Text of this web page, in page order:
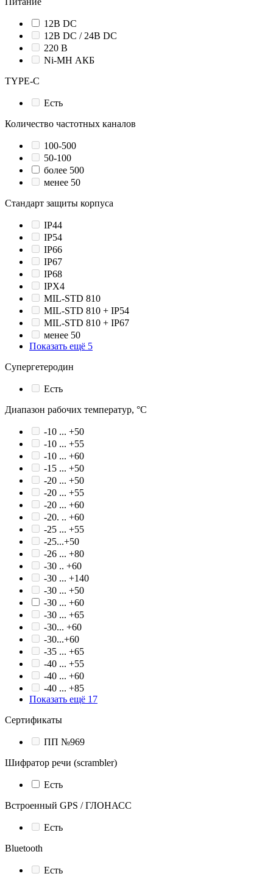
12В DC
12В DC / 24В DC
220 В
Ni-MH АКБ
TYPE-C
Есть
Количество частотных каналов
100-500
50-100
более 500
менее 50
Стандарт защиты корпуса
IP44
IP54
IP66
IP67
IP68
IPX4
MIL-STD 810
MIL-STD 810 + IP54
MIL-STD 810 + IP67
менее 50
Показать ещё 5
Супергетеродин
Есть
Диапазон рабочих температур, °С
-10 ... +50
-10 ... +55
-10 ... +60
-15 ... +50
-20 ... +50
-20 ... +55
-20 ... +60
-20. .. +60
-25 ... +55
-25...+50
-26 ... +80
-30 .. +60
-30 ... +140
-30 ... +50
-30 ... +60
-30 ... +65
-30... +60
-30...+60
-35 ... +65
-40 ... +55
-40 ... +60
-40 ... +85
Показать ещё 17
Сертификаты
ПП №969
Шифратор речи (scrambler)
Есть
Встроенный GPS / ГЛОНАСС
Есть
Bluetooth
Есть